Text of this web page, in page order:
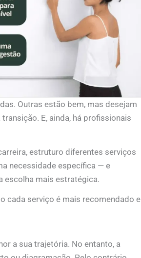
Outras estão bem, mas desejam
E, ainda, há profissionais
estruturo diferentes serviços
necessidade específica — e
escolha mais estratégica.
cada serviço é mais recomendado e
a sua trajetória. No entanto, a